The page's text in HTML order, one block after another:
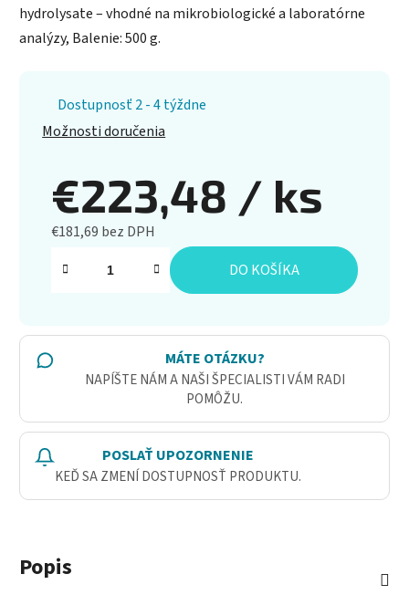
hydrolysate – vhodné na mikrobiologické a laboratórne
analýzy, Balenie: 500 g.
Dostupnosť 2 - 4 týždne
Možnosti doručenia
€223,48 / ks
€181,69 bez DPH
Jednotková cena:
DO KOŠÍKA
MÁTE OTÁZKU?
NAPÍŠTE NÁM A NAŠI ŠPECIALISTI VÁM RADI
POMÔŽU.
POSLAŤ UPOZORNENIE
KEĎ SA ZMENÍ DOSTUPNOSŤ PRODUKTU.
Popis